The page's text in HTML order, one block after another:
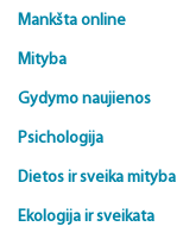
Mankšta online
Mityba
Gydymo naujienos
Psichologija
Dietos ir sveika mityba
Ekologija ir sveikata